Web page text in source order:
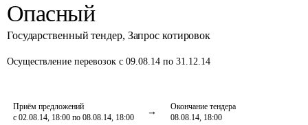
Опасный
Государственный тендер, Запрос котировок
Осуществление перевозок с 09.08.14 по 31.12.14
Приём предложений
с 02.08.14, 18:00 по 08.08.14, 18:00
Окончание тендера
08.08.14, 18:00